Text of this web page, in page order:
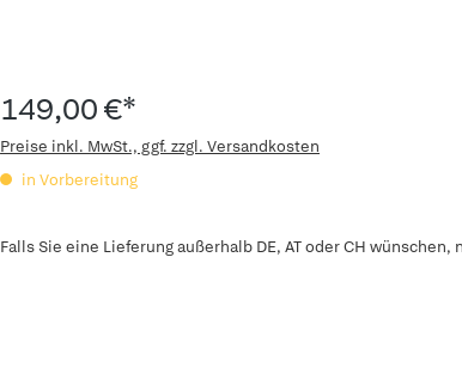
149,00 €*
Preise inkl. MwSt., ggf. zzgl. Versandkosten
in Vorbereitung
Falls Sie eine Lieferung außerhalb DE, AT oder CH